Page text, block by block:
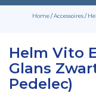
Home/Accessoires/
Helm Vito
Glans
Pedelec)